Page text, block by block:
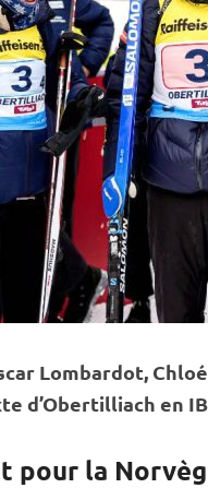
Lombardot,
d’Obertilliach en
pour la